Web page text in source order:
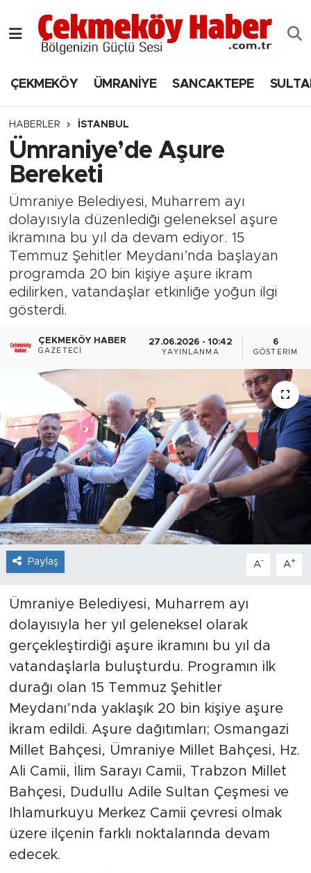
ÇEKMEKÖY ÜMRANİYE SANCAKTEPE
HABERLER İSTANBUL
Ümraniye’de Aşure
Bereketi
Ümraniye Belediyesi, Muharrem ayı
dolayısıyla düzenlediği geleneksel aşure
ikramına bu yıl da devam ediyor. 15
Temmuz Şehitler Meydanı’nda başlayan
programda 20 bin kişiye aşure ikram
edilirken, vatandaşlar etkinliğe yoğun ilgi
gösterdi.
ÇEKMEKÖY HABER
GAZETECI
27.06.2026 - 10:42
YAYINLANMA
6
GÖSTERIM
Paylaş A- A+
Ümraniye Belediyesi, Muharrem ayı
dolayısıyla her yıl geleneksel olarak
gerçekleştirdiği aşure ikramını bu yıl da
vatandaşlarla buluşturdu. Programın ilk
durağı olan 15 Temmuz Şehitler
Meydanı’nda yaklaşık 20 bin kişiye aşure
ikram edildi. Aşure dağıtımları; Osmangazi
Millet Bahçesi, Ümraniye Millet Bahçesi, Hz.
Ali Camii, İlim Sarayı Camii, Trabzon Millet
Bahçesi, Dudullu Adile Sultan Çeşmesi ve
Ihlamurkuyu Merkez Camii çevresi olmak
üzere ilçenin farklı noktalarında devam
edecek.
Nöbetçi Eczaneler
Hava Durumu
Namaz Vakitleri
Trafik Durumu
Süper Lig Puan Durumu ve Fikstür
Tüm Manşetler
Son Dakika Haberleri
Haber Arşivi